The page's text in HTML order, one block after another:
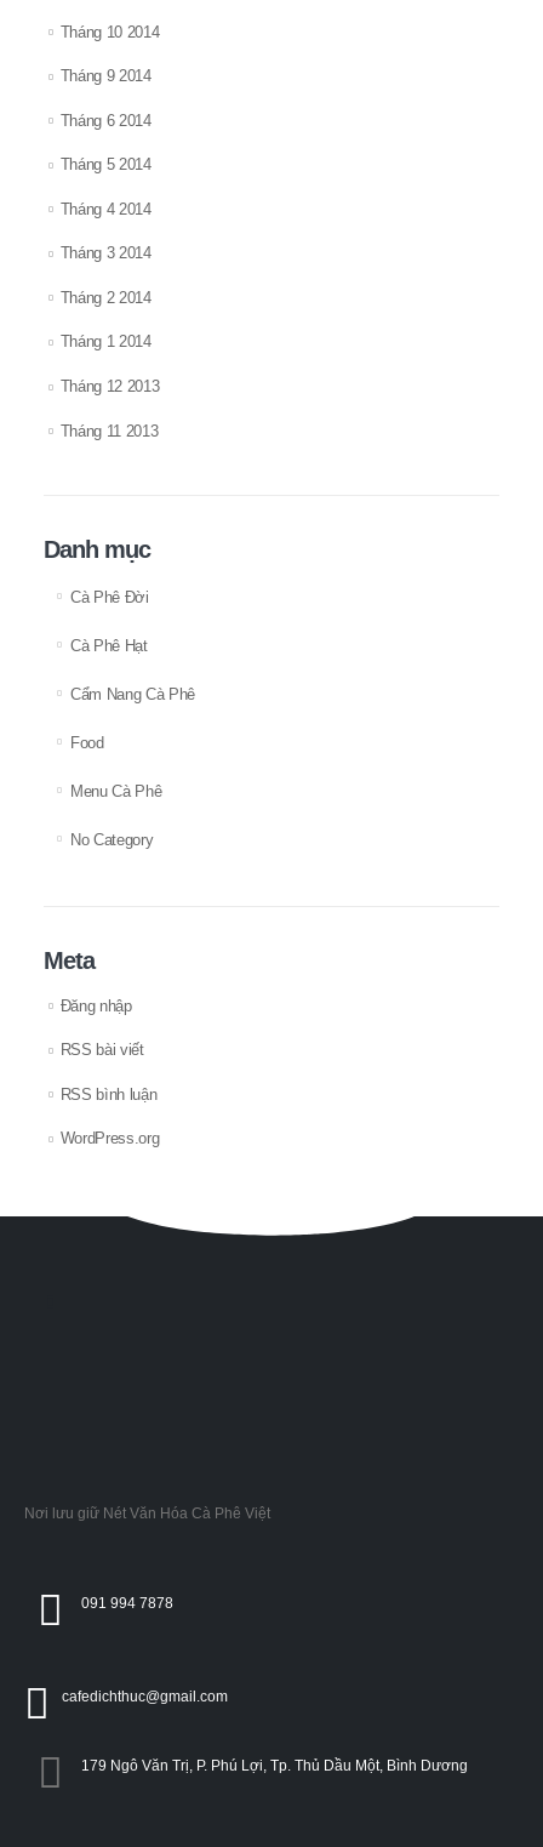
Tháng 10 2014
Tháng 9 2014
Tháng 6 2014
Tháng 5 2014
Tháng 4 2014
Tháng 3 2014
Tháng 2 2014
Tháng 1 2014
Tháng 12 2013
Tháng 11 2013
Danh mục
Cà Phê Đời
Cà Phê Hạt
Cẩm Nang Cà Phê
Food
Menu Cà Phê
No Category
Meta
Đăng nhập
RSS bài viết
RSS bình luận
WordPress.org
Nơi lưu giữ Nét Văn Hóa Cà Phê Việt
091 994 7878
cafedichthuc@gmail.com
179 Ngô Văn Trị, P. Phú Lợi, Tp. Thủ Dầu Một, Bình Dương